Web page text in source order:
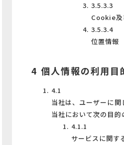
3.5.3.3
Cookie及
3.5.3.4
位置情報
4 個人情報の利用目
4.1
当社は、ユーザーに関
当社において次の目的
4.1.1
サービスに関す